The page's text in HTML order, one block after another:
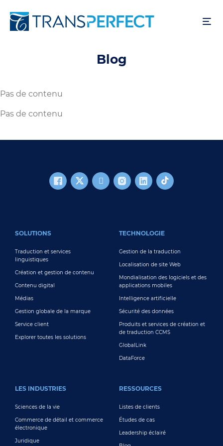
au
Blog
Pas de contenu
Pas de contenu
SOLUTIONS
Traduction et services
linguistiques
Création et gestion de contenu
Contenu digital
Médias
Gestion globale de la marque
Service client
Explorer toutes les solutions
TECHNOLOGIE
Gestion de la traduction
Localisation de site Web
Mondialisation des logiciels et des
applications mobiles
Intelligence artificielle
Sécurité des données
Produits et services de création et
de traduction CCMS
GlobalLink
DataForce
LES INDUSTRIES
Sciences de la vie
Commerce de détail et commerce
électronique
Juridique
RESSOURCES
Listes de clients
Études de cas
Leadership éclairé